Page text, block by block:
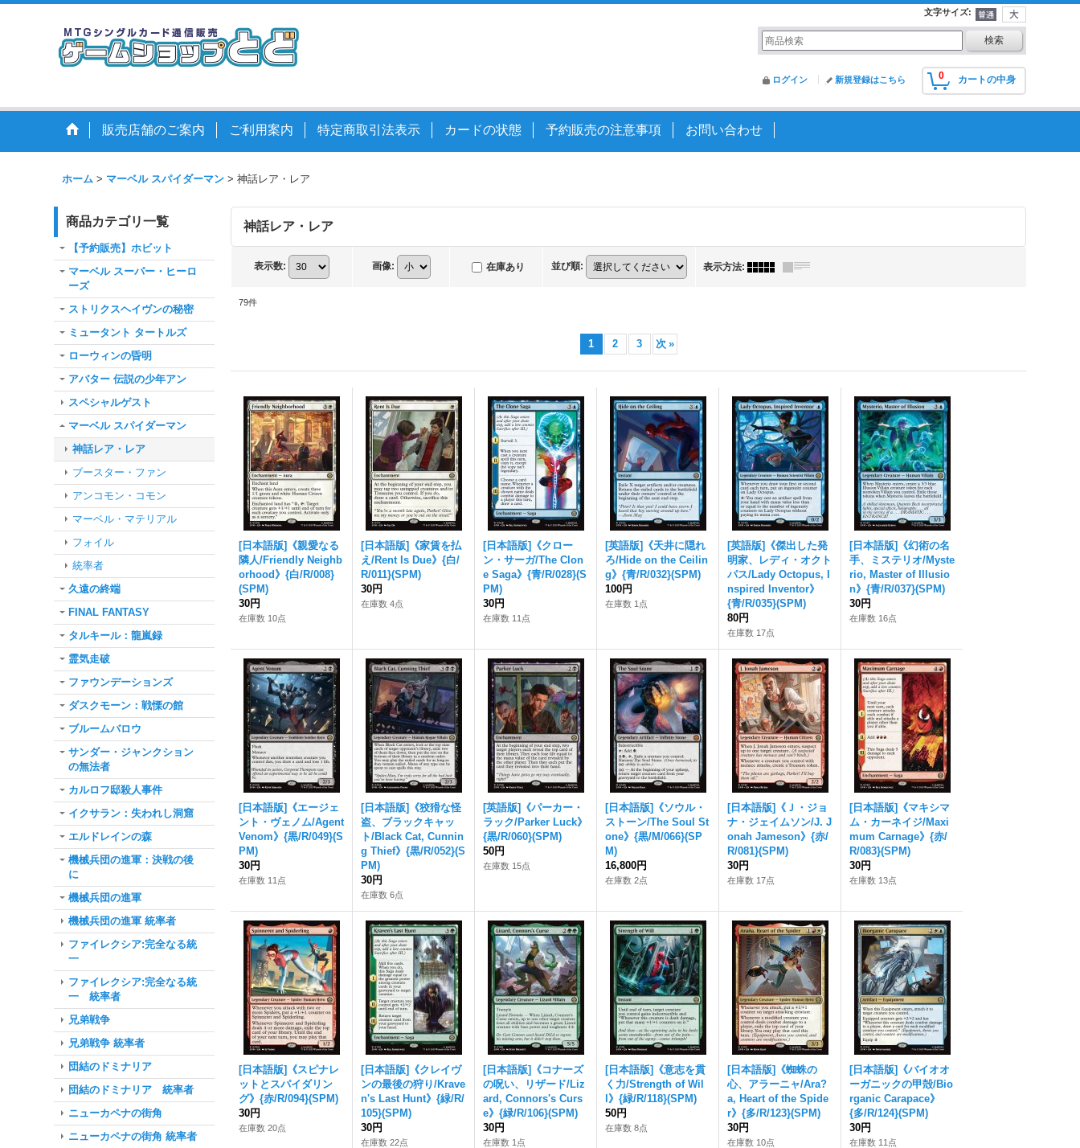
文字サイズ:
0 カートの中身
ログイン 新規登録はこちら
販売店舗のご案内 ご利用案内 特定商取引法表示 カードの状態 予約販売の注意事項 お問い合わせ
ホーム > マーベル スパイダーマン > 神話レア・レア
商品カテゴリ一覧
【予約販売】ホビット
マーベル スーパー・ヒーロ
ーズ
ストリクスヘイヴンの秘密
ミュータント タートルズ
ローウィンの昏明
アバター 伝説の少年アン
スペシャルゲスト
マーベル スパイダーマン
神話レア・レア
ブースター・ファン
アンコモン・コモン
マーベル・マテリアル
フォイル
統率者
久遠の終端
FINAL FANTASY
タルキール：龍嵐録
霊気走破
ファウンデーションズ
ダスクモーン：戦慄の館
ブルームバロウ
サンダー・ジャンクション
の無法者
カルロフ邸殺人事件
イクサラン：失われし洞窟
エルドレインの森
機械兵団の進軍：決戦の後
に
機械兵団の進軍
機械兵団の進軍 統率者
ファイレクシア:完全なる統
一
ファイレクシア:完全なる統
一 統率者
兄弟戦争
兄弟戦争 統率者
団結のドミナリア
団結のドミナリア 統率者
ニューカペナの街角
ニューカペナの街角 統率者
神話レア・レア
表示数: 画像: 在庫あり 並び順: 表示方法:
79件
1 2 3 次 »
[日本語版]《親愛なる
隣人/Friendly Neighb
orhood》{白/R/008}
(SPM)
30円
在庫数 10点
[日本語版]《家賃を払
え/Rent Is Due》{白/
R/011}(SPM)
30円
在庫数 4点
[日本語版]《クロー
ン・サーガ/The Clon
e Saga》{青/R/028}(S
PM)
30円
在庫数 11点
[英語版]《天井に隠れ
ろ/Hide on the Ceilin
g》{青/R/032}(SPM)
100円
在庫数 1点
[英語版]《傑出した発
明家、レディ・オクト
パス/Lady Octopus, I
nspired Inventor》
{青/R/035}(SPM)
80円
在庫数 17点
[日本語版]《幻術の名
手、ミステリオ/Myste
rio, Master of Illusio
n》{青/R/037}(SPM)
30円
在庫数 16点
[日本語版]《エージェ
ント・ヴェノム/Agent
Venom》{黒/R/049}(S
PM)
30円
在庫数 11点
[日本語版]《狡猾な怪
盗、ブラックキャッ
ト/Black Cat, Cunnin
g Thief》{黒/R/052}(S
PM)
30円
在庫数 6点
[英語版]《パーカー・
ラック/Parker Luck》
{黒/R/060}(SPM)
50円
在庫数 15点
[日本語版]《ソウル・
ストーン/The Soul St
one》{黒/M/066}(SP
M)
16,800円
在庫数 2点
[日本語版]《Ｊ・ジョ
ナ・ジェイムソン/J. J
onah Jameson》{赤/
R/081}(SPM)
30円
在庫数 17点
[日本語版]《マキシマ
ム・カーネイジ/Maxi
mum Carnage》{赤/
R/083}(SPM)
30円
在庫数 13点
[日本語版]《スピナレ
ットとスパイダリン
グ》{赤/R/094}(SPM)
30円
在庫数 20点
[日本語版]《クレイヴ
ンの最後の狩り/Krave
n's Last Hunt》{緑/R/
105}(SPM)
30円
在庫数 22点
[日本語版]《コナーズ
の呪い、リザード/Liz
ard, Connors's Curs
e》{緑/R/106}(SPM)
30円
在庫数 1点
[日本語版]《意志を貫
く力/Strength of Wil
l》{緑/R/118}(SPM)
50円
在庫数 8点
[日本語版]《蜘蛛の
心、アラーニャ/Ara?
a, Heart of the Spide
r》{多/R/123}(SPM)
30円
在庫数 10点
[日本語版]《バイオオ
ーガニックの甲殻/Bio
rganic Carapace》
{多/R/124}(SPM)
30円
在庫数 11点